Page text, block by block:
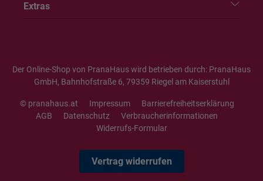
Extras
Der Online-Shop von PranaHaus wird betrieben durch: PranaHaus
GmbH, Bahnhofstraße 6, 79359 Riegel am Kaiserstuhl
© pranahaus.at Impressum
Barrierefreiheitserklärung
AGB
Datenschutz
Verbraucherinformationen
Widerrufs-Formular
Vertrag widerrufen